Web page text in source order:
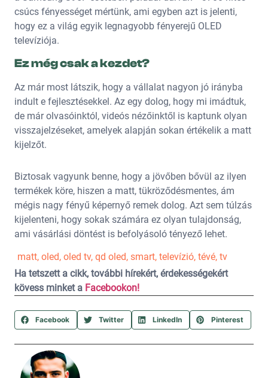
csúcs fényességet mértünk, ami egyben azt is jelenti,
hogy ez a világ egyik legnagyobb fényerejű OLED
televíziója.
Ez még csak a kezdet?
Az már most látszik, hogy a vállalat nagyon jó irányba
indult e fejlesztésekkel. Az egy dolog, hogy mi imádtuk,
de már olvasóinktól, videós nézőinktől is kaptunk olyan
visszajelzéseket, amelyek alapján sokan értékelik a matt
kijelzőt.
Biztosak vagyunk benne, hogy a jövőben bővül az ilyen
termékek köre, hiszen a matt, tükröződésmentes, ám
mégis nagy fényű képernyő remek dolog. Azt sem túlzás
kijelenteni, hogy sokak számára ez olyan tulajdonság,
ami vásárlási döntést is befolyásoló tényező lehet.
matt, oled, oled tv, qd oled, smart, televízió, tévé, tv
Ha tetszett a cikk, további hírekért, érdekességekért
kövess minket a Facebookon!
Facebook Twitter LinkedIn Pinterest